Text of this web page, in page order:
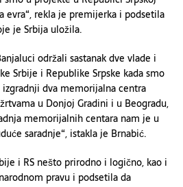
evra“, rekla je premijerka i podsetila
je Srbija uložila.
održali sastanak dve vlade i
Srbije i Republike Srpske kada smo
dva memorijalna centra
u Donjoj Gradini i u Beogradu,
memorijalnih centara nam je u
saradnje“, istakla je Brnabić.
i RS nešto prirodno i logično, kao i
pravu i podsetila da